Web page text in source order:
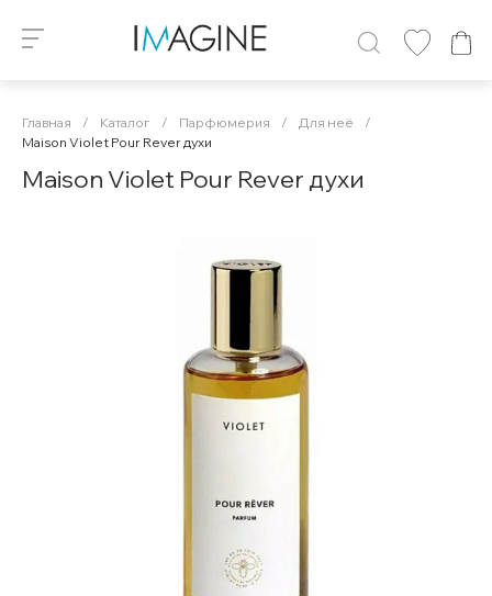
Главная / Каталог / Парфюмерия / Для неё
/
Maison Violet Pour Rever духи
Maison Violet Pour Rever духи